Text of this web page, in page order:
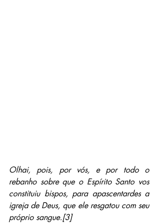
Olhai, pois, por vós, e por todo o
rebanho sobre que o Espírito Santo vos
constituiu bispos, para apascentardes a
igreja de Deus, que ele resgatou com seu
próprio sangue.[3]